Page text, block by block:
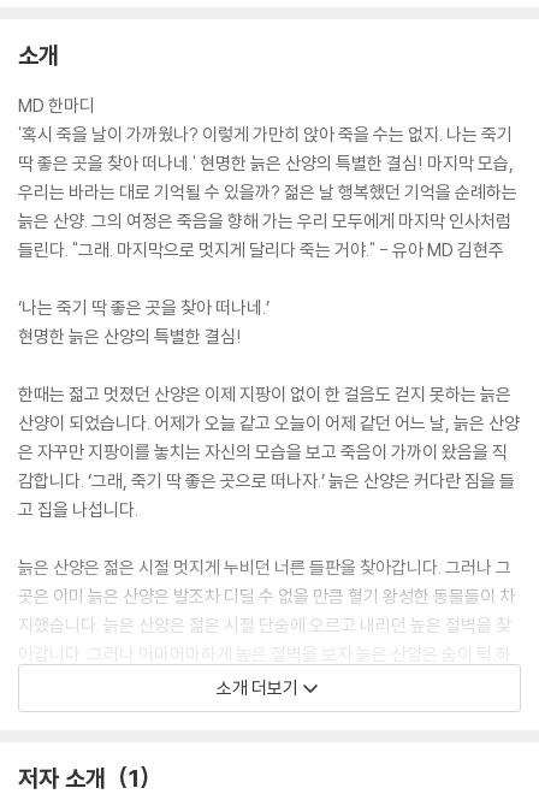
소개
MD 한마디
'혹시 죽을 날이 가까웠나? 이렇게 가만히 앉아 죽을 수는 없지. 나는 죽기
딱 좋은 곳을 찾아 떠나네.' 현명한 늙은 산양의 특별한 결심! 마지막 모습,
우리는 바라는 대로 기억될 수 있을까? 젊은 날 행복했던 기억을 순례하는
늙은 산양. 그의 여정은 죽음을 향해 가는 우리 모두에게 마지막 인사처럼
들린다. "그래. 마지막으로 멋지게 달리다 죽는 거야." - 유아 MD 김현주
‘나는 죽기 딱 좋은 곳을 찾아 떠나네.’
현명한 늙은 산양의 특별한 결심!
한때는 젊고 멋졌던 산양은 이제 지팡이 없이 한 걸음도 걷지 못하는 늙은
산양이 되었습니다. 어제가 오늘 같고 오늘이 어제 같던 어느 날, 늙은 산양
은 자꾸만 지팡이를 놓치는 자신의 모습을 보고 죽음이 가까이 왔음을 직
감합니다. ‘그래, 죽기 딱 좋은 곳으로 떠나자.’ 늙은 산양은 커다란 짐을 들
고 집을 나섭니다.
늙은 산양은 젊은 시절 멋지게 누비던 너른 들판을 찾아갑니다. 그러나 그
곳은 이미 늙은 산양은 발조차 디딜 수 없을 만큼 혈기 왕성한 동물들이 차
지했습니다. 늙은 산양은 젊은 시절 단숨에 오르고 내리던 높은 절벽을 찾
아갑니다. 그러나 어마어마하게 높은 절벽을 보자 늙은 산양은 숨이 턱 하
고 막힙니다. 잠시 주춤했던 늙은 산양은 늘 목을 축이던 시원한 강가를 찾
지만 그곳에서 늙고 힘없는 자신의 모습을 발견하고 쓸쓸하게 돌아섭니다.
소개 더보기
저자 소개 1